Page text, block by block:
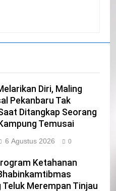
Diri, Maling
Pekanbaru Tak
Ditangkap Seorang
Temusai
6 Agustus 2026 0
Ketahanan
Teluk Merempan Tinjau
Hari Kebangkitan Nasional
Kabupaten Siak